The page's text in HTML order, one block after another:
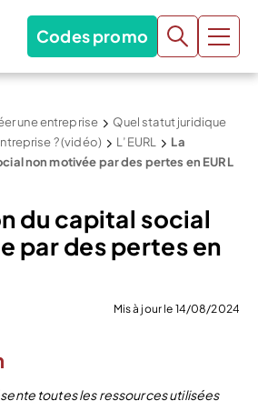
Codes promo
une entreprise
Quel statut juridique
? (vidéo)
L’EURL
La
non motivée par des pertes en EURL
du capital social
par des pertes en
Mis à jour le 14/08/2024
toutes les ressources utilisées